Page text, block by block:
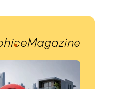
eMagazine